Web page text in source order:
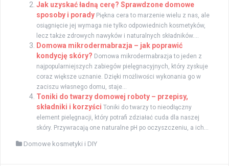
Jak uzyskać ładną cerę? Sprawdzone domowe
sposoby i porady Piękna cera to marzenie wielu z nas, ale
osiągnięcie jej wymaga nie tylko odpowiednich kosmetyków,
lecz także zdrowych nawyków i naturalnych składników....
Domowa mikrodermabrazja – jak poprawić
kondycję skóry? Domowa mikrodermabrazja to jeden z
najpopularniejszych zabiegów pielęgnacyjnych, który zyskuje
coraz większe uznanie. Dzięki możliwości wykonania go w
zaciszu własnego domu, staje...
Toniki do twarzy domowej roboty – przepisy,
składniki i korzyści Toniki do twarzy to nieodłączny
element pielęgnacji, który potrafi zdziałać cuda dla naszej
skóry. Przywracają one naturalne pH po oczyszczeniu, a ich...
Domowe kosmetyki i DIY